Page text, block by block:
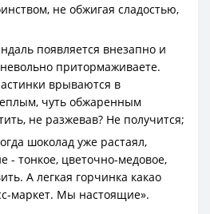
не обжигая сладостью,
появляется внезапно и
притормаживаете.
врываются в
чуть обжаренным
не разжевав? Не получится;
шоколад уже растаял,
- тонкое, цветочно-медовое,
А легкая горчинка какао
маркет. Мы настоящие».